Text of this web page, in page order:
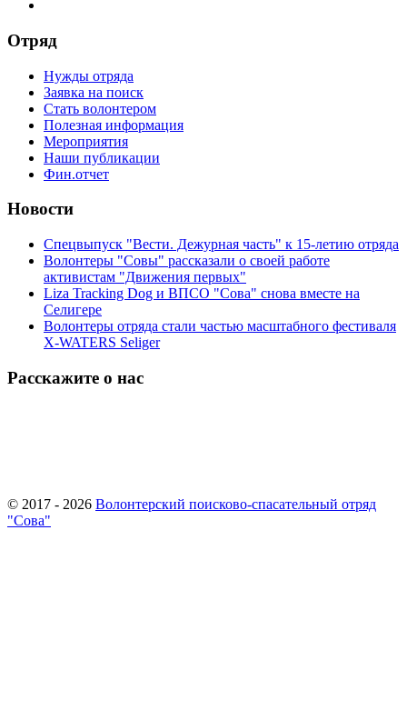
Отряд
Нужды отряда
Заявка на поиск
Стать волонтером
Полезная информация
Мероприятия
Наши публикации
Фин.отчет
Новости
Спецвыпуск "Вести. Дежурная часть" к 15-летию отряда
Волонтеры "Совы" рассказали о своей работе
активистам "Движения первых"
Liza Tracking Dog и ВПСО "Сова" снова вместе на
Селигере
Волонтеры отряда стали частью масштабного фестиваля
X-WATERS Seliger
Расскажите о нас
© 2017 - 2026 Волонтерский поисково-спасательный отряд
"Сова"